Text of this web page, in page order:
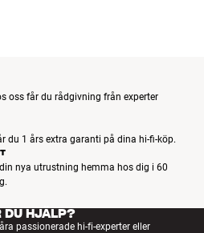
oss får du rådgivning från experter
du 1 års extra garanti på dina hi-fi-köp.
nya utrustning hemma hos dig i 60
DU HJÄLP?
passionerade hi-fi-experter eller